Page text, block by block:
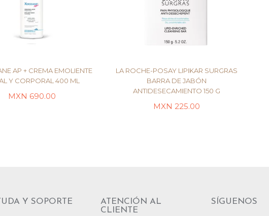
AÑADIR AL CARRITO
LA ROCHE-POSAY LIPIKAR SURGRAS
BARRA DE JABÓN
ANTIDESECAMIENTO 150 G
225.00
AP + CREMA EMOLIENTE
Y CORPORAL 400 ML
690.00
Y SOPORTE
ATENCIÓN AL
CLIENTE
SÍGUENOS